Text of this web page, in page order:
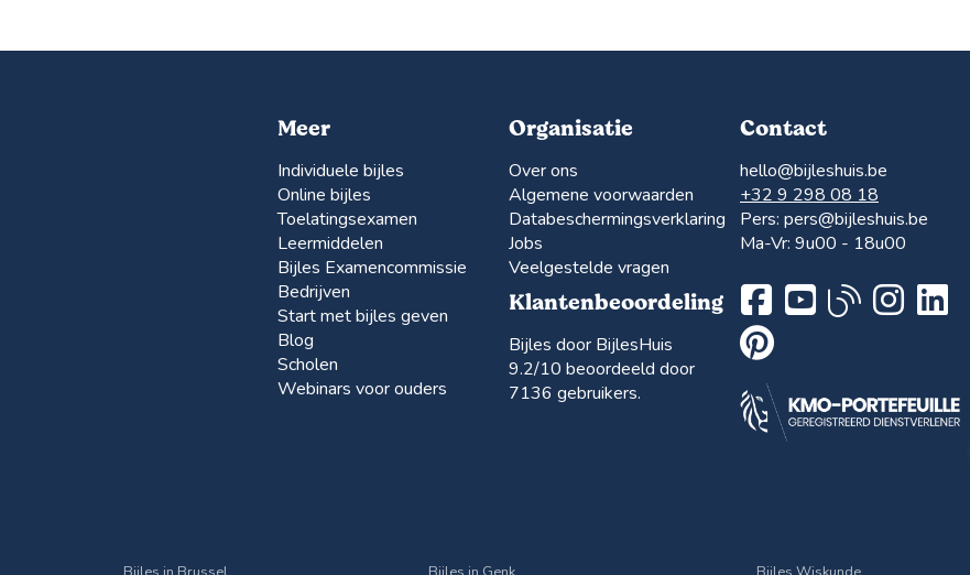
Meer
Individuele bijles
Online bijles
Toelatingsexamen
Leermiddelen
Bijles Examencommissie
Bedrijven
Start met bijles geven
Blog
Scholen
Webinars voor ouders
Organisatie
Over ons
Algemene voorwaarden
Databeschermingsverklaring
Jobs
Veelgestelde vragen
Klantenbeoordeling
Bijles door BijlesHuis
9.2/10 beoordeeld door
7136 gebruikers.
Contact
hello@bijleshuis.be
+32 9 298 08 18
Pers: pers@bijleshuis.be
Ma-Vr: 9u00 - 18u00